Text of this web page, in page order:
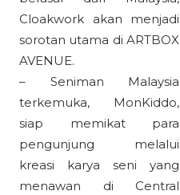
Cloakwork akan menjadi
sorotan utama di ARTBOX
AVENUE.
– Seniman Malaysia
terkemuka, MonKiddo,
siap memikat para
pengunjung melalui
kreasi karya seni yang
menawan di Central